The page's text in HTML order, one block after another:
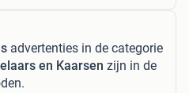
advertenties in de categorie
en Kaarsen zijn in de